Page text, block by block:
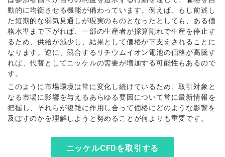
動的に均衡させる機能が備わっています。例えば、もし前述し
た短期的な弱気見通しが現実のものとなったとしても、ある価
格水準まで下がれば、一部の生産者が採算割れで生産を停止す
るため、供給が減少し、結果として価格が下支えされることに
なります。逆に、競合するリチウムイオン電池の価格が高騰す
れば、代替としてニッケルの需要が増加する可能性もあるので
す。
このように市場環境は常に変化し続けているため、取引対象と
なる市場に影響を与えるあらゆる要因について常に最新情報を
把握し、それらが複雑に作用し合って価格にどのような影響を
及ぼすのかを理解しようと努めることが何よりも重要です。
ニッケルCFDを取引する